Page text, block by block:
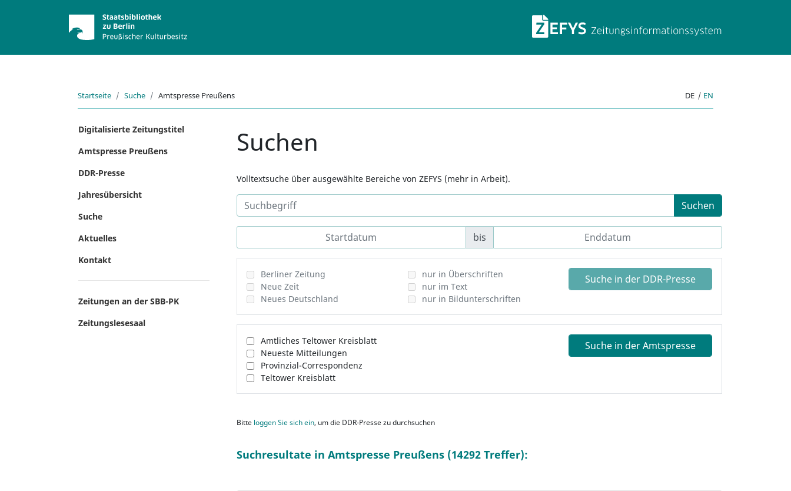
ZEFYS
Startseite Suche Amtspresse Preußens DE | EN
Digitalisierte Zeitungstitel
Amtspresse Preußens
DDR-Presse
Jahresübersicht
Suche
Aktuelles
Kontakt
Zeitungen an der SBB-PK
Zeitungslesesaal
Suchen
Volltextsuche über ausgewählte Bereiche von ZEFYS (mehr in Arbeit).
Suchen
bis
Berliner Zeitung
Neue Zeit
Neues Deutschland
nur in Überschriften
nur im Text
nur in Bildunterschriften
Suche in der DDR-Presse
Amtliches Teltower Kreisblatt
Neueste Mitteilungen
Provinzial-Correspondenz
Teltower Kreisblatt
Suche in der Amtspresse
Bitte loggen Sie sich ein, um die DDR-Presse zu durchsuchen
Suchresultate in Amtspresse Preußens (14292 Treffer):